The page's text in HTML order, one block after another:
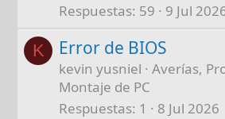
Respuestas 59 9 Jul
K Error de BIOS
kevin yusniel
Averías,
Montaje de PC
Respuestas 1 8 Jul 2026